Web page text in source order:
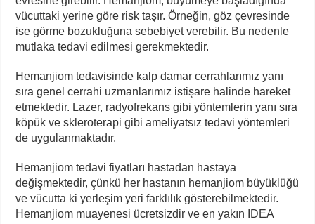
vücuttaki yerine göre risk taşır. Örneğin, göz çevresinde
ise görme bozukluğuna sebebiyet verebilir. Bu nedenle
mutlaka tedavi edilmesi gerekmektedir.
Hemanjiom tedavisinde kalp damar cerrahlarımız yanı
sıra genel cerrahi uzmanlarımız istişare halinde hareket
etmektedir. Lazer, radyofrekans gibi yöntemlerin yanı sıra
köpük ve skleroterapi gibi ameliyatsız tedavi yöntemleri
de uygulanmaktadır.
Hemanjiom tedavi fiyatları hastadan hastaya
değişmektedir, çünkü her hastanın hemanjiom büyüklüğü
ve vücutta ki yerleşim yeri farklılık gösterebilmektedir.
Hemanjiom muayenesi ücretsizdir ve en yakın IDEA